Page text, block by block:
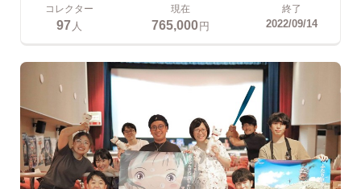
コレクター
97人
現在
765,000円
終了
2022/09/14